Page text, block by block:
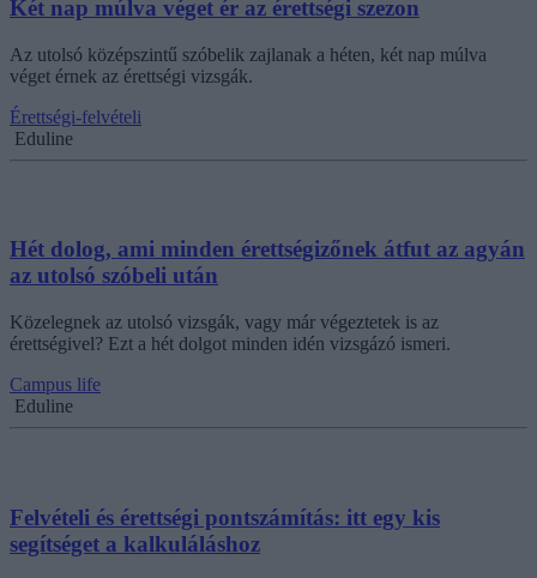
Két nap múlva véget ér az érettségi szezon
Az utolsó középszintű szóbelik zajlanak a héten, két nap múlva
véget érnek az érettségi vizsgák.
Érettségi-felvételi
Eduline
Hét dolog, ami minden érettségizőnek átfut az agyán
az utolsó szóbeli után
Közelegnek az utolsó vizsgák, vagy már végeztetek is az
érettségivel? Ezt a hét dolgot minden idén vizsgázó ismeri.
Campus life
Eduline
Felvételi és érettségi pontszámítás: itt egy kis
segítséget a kalkuláláshoz